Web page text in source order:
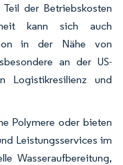
der Betriebskosten
kann sich auch
in der Nähe von
an der US-
Logistikresilienz und
Polymere oder bieten
Leistungsservices im
Wasseraufbereitung,